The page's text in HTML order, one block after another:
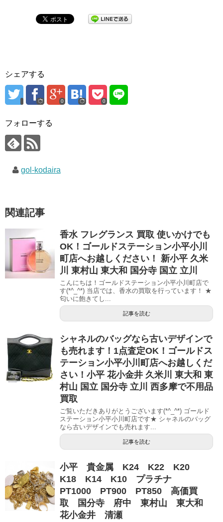
シェアする
0 0
フォローする
gol-kodaira
関連記事
香水 フレグランス 買取 使いかけでも
OK！ゴールドステーション小平小川
町店へお越しください！ 新小平 久米
川 東村山 東大和 国分寺 国立 立川
こんにちは！ゴールドステーション小平小川町店で
す(*^_^*) 当店では、香水の買取を行っています！ ★
匂いに飽きてし...
記事を読む
シャネルのバッグなら古いデザインで
も売れます！1点査定OK！ゴールドス
テーション小平小川町店へお越しくだ
さい！小平 花小金井 久米川 東大和 東
村山 国立 国分寺 立川 西多摩で不用品
買取
ご覧いただきありがとうございます(*^_^*) ゴールド
ステーション小平小川町店です★ シャネルのバッグ
なら古いデザインでも売れます...
記事を読む
小平 貴金属 K24 K22 K20
K18 K14 K10 プラチナ
PT1000 PT900 PT850 高価買
取 国分寺 府中 東村山 東大和
花小金井 清瀬